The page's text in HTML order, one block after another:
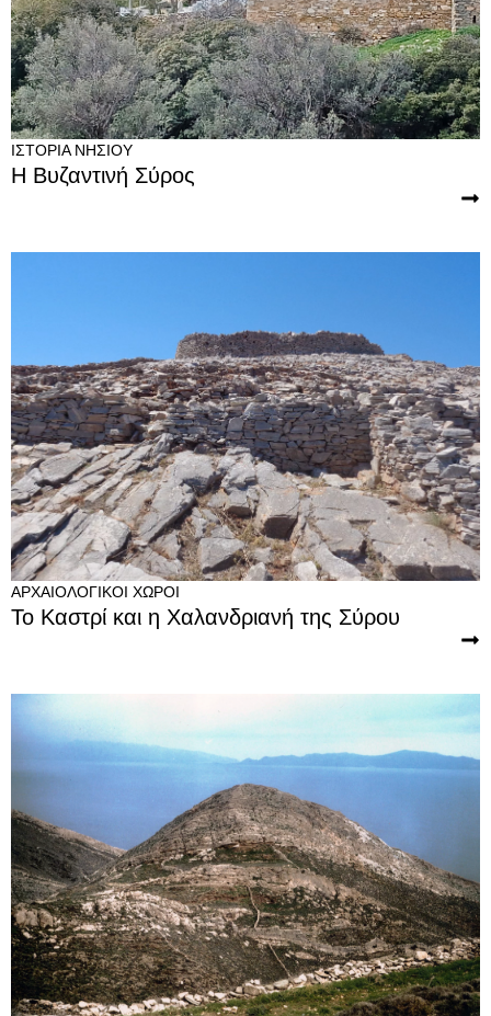
ΙΣΤΟΡΊΑ ΝΗΣΙΟΎ
Η Βυζαντινή Σύρος
ΑΡΧΑΙΟΛΟΓΙΚΟΊ ΧΏΡΟΙ
Το Καστρί και η Χαλανδριανή της Σύρου